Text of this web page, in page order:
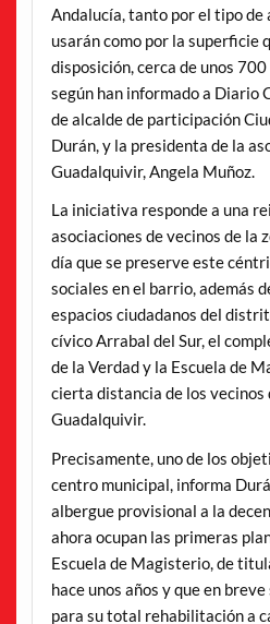
Andalucía, tanto por el tipo de
usarán como por la superficie
disposición, cerca de unos
según han informado a Diario
de alcalde de participación
Durán, y la presidenta de la
Guadalquivir, Angela Muñoz.
La iniciativa responde a una
asociaciones de vecinos de la
día que se preserve este
sociales en el barrio, además
espacios ciudadanos del
cívico Arrabal del Sur, el
de la Verdad y la Escuela de
cierta distancia de los vecinos
Guadalquivir.
Precisamente, uno de los
centro municipal, informa
albergue provisional a la
ahora ocupan las primeras
Escuela de Magisterio, de
hace unos años y que en
para su total rehabilitación a